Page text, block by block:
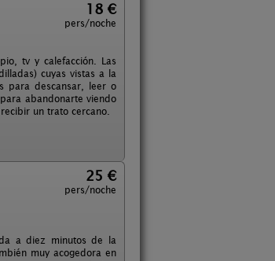
18 €
pers/noche
tv y calefacción. Las
cuyas vistas a la
para descansar, leer o
abandonarte viendo
un trato cercano.
25 €
pers/noche
a diez minutos de la
muy acogedora en